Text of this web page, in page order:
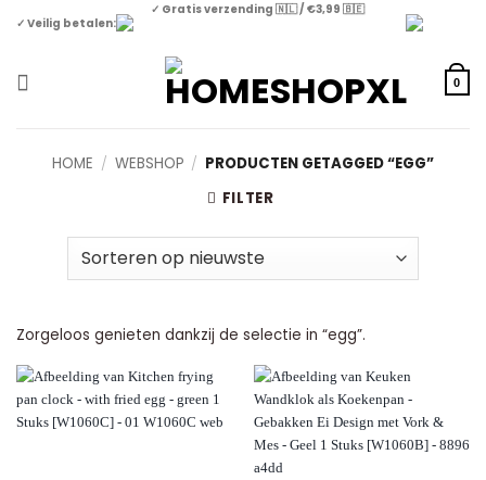
✓ Gratis verzending 🇳🇱 / €3,99 🇧🇪
✓ Veilig betalen:
0
HOME / WEBSHOP / PRODUCTEN GETAGGED “EGG”
FILTER
Zorgeloos genieten dankzij de selectie in “egg”.